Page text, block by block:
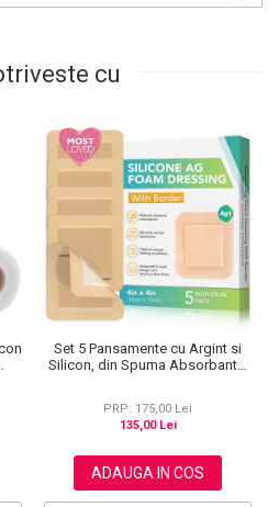
cu
Set 5 Pansamente cu Argint si
Silicon, din Spuma Absorbanta,
PRP: 175,00 Lei
135,00 Lei
ADAUGA IN COS